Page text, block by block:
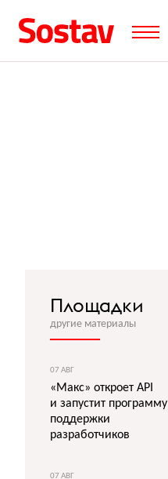
Площадки
другие материалы
07 АВГ
«Макс» откроет API
и запустит программу
поддержки
разработчиков
07 АВГ